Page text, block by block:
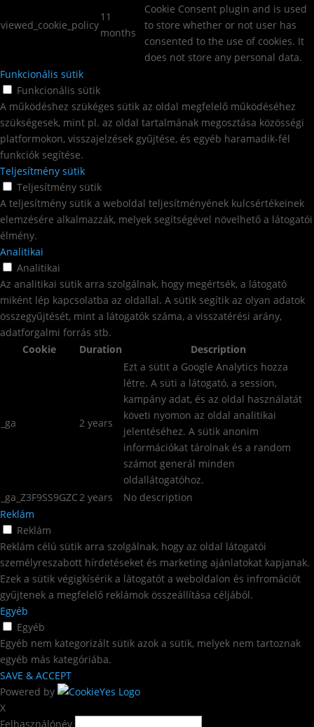
viewed_cookie_policy
11
months
Cookie Consent plugin and is used
to store whether or not user has
consented to the use of cookies. It
does not store any personal data.
Funkcionális sütik
Funkcionális sütik
A működéshez szükéges sütik az oldal megfelelő működéséhez
szükségesek, mint pl. az oldal tartalmának megosztása közösségi
platformokon, visszajelzések gyűjtése, és egyéb haramadik-fél
funkciók segítése.
Teljesítmény sütik
Teljesítmény sütik
A teljesítmény sütik a weboldal teljesítményének kulcsértékeinek
elemzésére alkalmazzák, melyek segítségével növelhető a látogatói
élmény.
Analitikai
Analitikai
Az analitikai sütik arra szolgálnak, hogy megértsék, a látogató
miként lép kapcsolatba az oldallal. A sütik segítik az olyan adatok
összegyűjtését, mint a látogatók száma, a visszatérési arány,
adatforgalmi forrás stb.
Cookie
Duration Description
_ga 2 years
Ezt a sütit a Google Analytics hozza
létre. A süti a látogató, a session,
kampány adat, és az oldal használatát
követi nyomon az oldal analitikai
jelentéséhez. A sütik anonim
információkat tárolnak és a random
számot generál minden
oldallátogatóhoz.
_ga_Z3F9SS9GZC2 years
No description
Reklám
Reklám
Reklám célú sütik arra szolgálnak, hogy az oldal látogatói
személyreszabott hírdetéseket és marketing ajánlatokat kapjanak.
Ezek a sütik végigkísérik a látogatót a weboldalon és infromációt
gyűjtenek a megfelelő reklámok összeállítása céljából.
Egyéb
Egyéb
Egyéb nem kategorizált sütik azok a sütik, melyek nem tartoznak
egyéb más kategóriába.
SAVE & ACCEPT
Powered by
X
Felhasználónév